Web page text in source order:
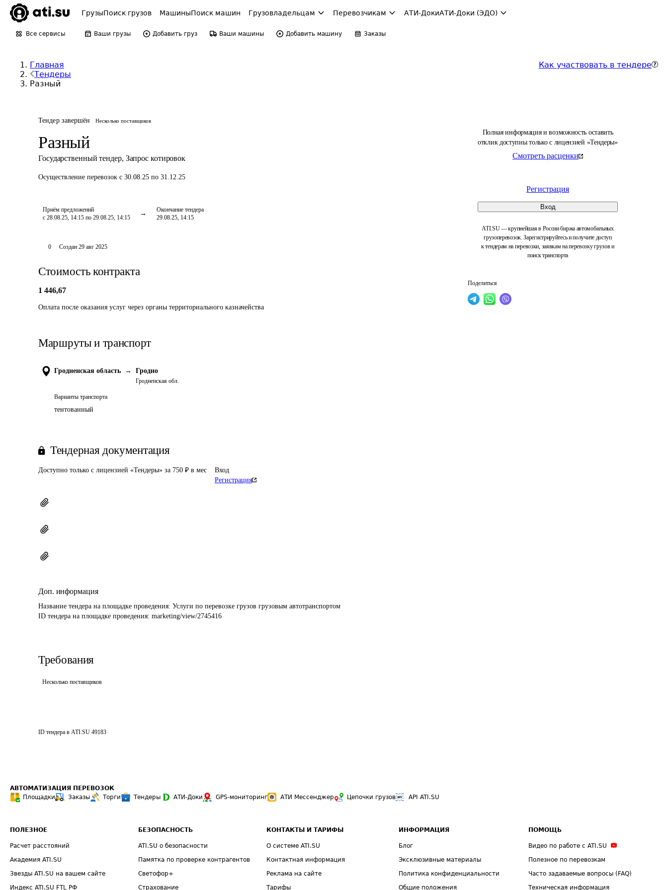
ГрузыПоиск грузов МашиныПоиск машин Грузовладельцам Перевозчикам АТИ-ДокиАТИ-Доки (ЭДО)
Все сервисы Ваши грузы Добавить груз Ваши машины Добавить машину Заказы
Главная
Тендеры
Разный
Как участвовать в тендере
Тендер завершён Несколько поставщиков
Разный
Государственный тендер, Запрос котировок
Осуществление перевозок с 30.08.25 по 31.12.25
Приём предложений
с 28.08.25, 14:15 по 29.08.25, 14:15
Окончание тендера
29.08.25, 14:15
Полная информация и возможность оставить
отклик доступны только с лицензией «Тендеры»
Смотреть расценки
Регистрация
Вход
ATI.SU — крупнейшая в России биржа автомобильных
грузоперевозок. Зарегистрируйтесь и получите доступ
к тендерам на перевозки, заявкам на перевозку грузов и
поиск транспорта
Поделиться
0 Создан 29 авг 2025
Стоимость контракта
1 446,67
Оплата после оказания услуг через органы территориального казначейства
Маршруты и транспорт
Гродненская область → Гродно
Гродненская обл.
Варианты транспорта
тентованный
Тендерная документация
Доступно только с лицензией «Тендеры» за 750 ₽ в мес
Вход
Регистрация
Доп. информация
Название тендера на площадке проведения: Услуги по перевозке грузов грузовым автотранспортом
ID тендера на площадке проведения: marketing/view/2745416
Требования
Несколько поставщиков
ID тендера в ATI.SU 49183
АВТОМАТИЗАЦИЯ ПЕРЕВОЗОК
Площадки
Заказы Торги Тендеры АТИ-Доки GPS-мониторинг АТИ Мессенджер Цепочки грузов API ATI.SU
ПОЛЕЗНОЕ
Расчет расстояний
Академия ATI.SU
Звезды ATI.SU на вашем сайте
Индекс ATI.SU FTL РФ
БЕЗОПАСНОСТЬ
ATI.SU о безопасности
Памятка по проверке контрагентов
Светофор+
Страхование
КОНТАКТЫ И ТАРИФЫ
О системе ATI.SU
Контактная информация
Реклама на сайте
Тарифы
ИНФОРМАЦИЯ
Блог
Эксклюзивные материалы
Политика конфиденциальности
Общие положения
ПОМОЩЬ
Видео по работе с ATI.SU
Полезное по перевозкам
Часто задаваемые вопросы (FAQ)
Техническая информация